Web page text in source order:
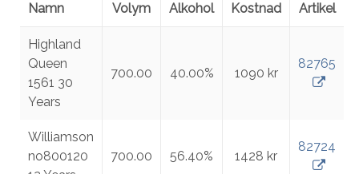
Namn Volym Alkohol Kostnad Artikel
Highland
Queen
1561 30
Years
700.00 40.00% 1090 kr
82765
Williamson
no800120
700.00 56.40% 1428 kr
82724